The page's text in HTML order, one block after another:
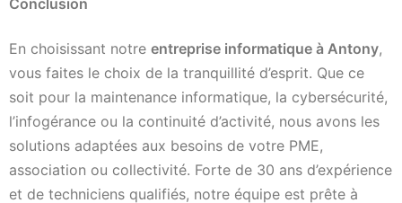
Conclusion
En choisissant notre entreprise informatique à Antony,
vous faites le choix de la tranquillité d’esprit. Que ce
soit pour la maintenance informatique, la cybersécurité,
l’infogérance ou la continuité d’activité, nous avons les
solutions adaptées aux besoins de votre PME,
association ou collectivité. Forte de 30 ans d’expérience
et de techniciens qualifiés, notre équipe est prête à